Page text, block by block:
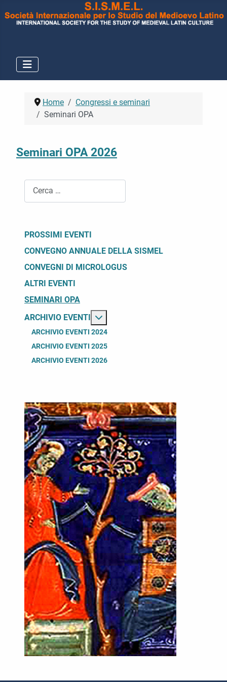
Home
Congressi e seminari
Seminari OPA
Seminari OPA 2026
PROSSIMI EVENTI
CONVEGNO ANNUALE DELLA SISMEL
CONVEGNI DI MICROLOGUS
ALTRI EVENTI
SEMINARI OPA
ARCHIVIO EVENTI
ARCHIVIO EVENTI 2024
ARCHIVIO EVENTI 2025
ARCHIVIO EVENTI 2026